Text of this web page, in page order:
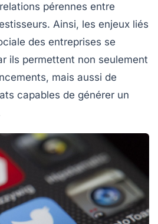
pérennes entre
Ainsi, les enjeux liés
des entreprises se
ils permettent non seulement
mais aussi de
capables de générer un